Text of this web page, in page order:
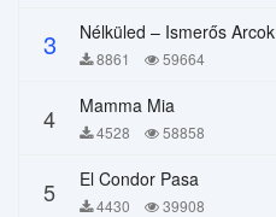
3 Nélküled – Ismerős Arcok
8861 59664
4 Mamma Mia
4528 58858
5 El Condor Pasa
4430 39908